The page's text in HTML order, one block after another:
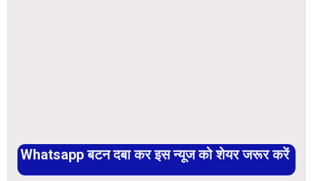
Whatsapp बटन दबा कर इस न्यूज को शेयर जरूर करें